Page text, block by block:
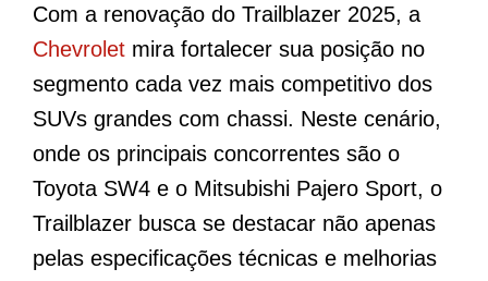
Com a renovação do Trailblazer 2025, a
Chevrolet mira fortalecer sua posição no
segmento cada vez mais competitivo dos
SUVs grandes com chassi. Neste cenário,
onde os principais concorrentes são o
Toyota SW4 e o Mitsubishi Pajero Sport, o
Trailblazer busca se destacar não apenas
pelas especificações técnicas e melhorias